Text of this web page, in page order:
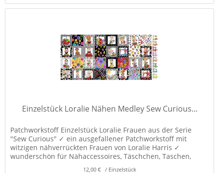
Einzelstück Loralie Nähen Medley Sew Curious...
Patchworkstoff Einzelstück Loralie Frauen aus der Serie
"Sew Curious" ✓ ein ausgefallener Patchworkstoff mit
witzigen nähverrückten Frauen von Loralie Harris ✓
wunderschön für Nähaccessoires, Täschchen, Taschen,
12,00 € / Einzelstück